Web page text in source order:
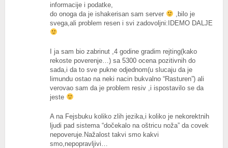
informacije i podatke,
do onoga da je ishakerisan sam server
,bilo je
svega,ali problem resen i svi zadovoljni:IDEMO DALJE
I ja sam bio zabrinut ,4 godine gradim rejting(kako
rekoste poverenje…) sa 5300 ocena pozitivnih do
sada,i da to sve pukne odjednom(u slucaju da je
limundu ostao na neki nacin bukvalno “Rasturen”) ali
verovao sam da je problem resiv ,i ispostavilo se da
jeste
A na Fejsbuku koliko zlih jezika,i koliko je nekorektnih
ljudi pad sistema “dočekalo na oštricu noža” da covek
nepoveruje.Nažalost takvi smo kakvi
smo,nepopravljivi…